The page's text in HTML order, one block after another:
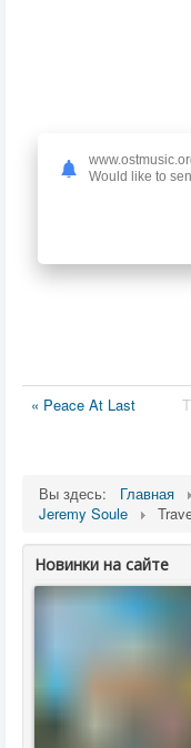
« Peace At Last
Вы здесь: Главная
Jeremy Soule
Новинки на сайте
Would like to